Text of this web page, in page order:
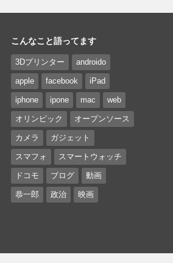
こんなこと語ってます
3Dプリンター androido
apple facebook iPad
iphone ipone mac web
オリンピック オープンソース
カメラ ガジェット
スマフォ スマートウォッチ
ドコモ ブログ 動画
恭一郎 政治 映画